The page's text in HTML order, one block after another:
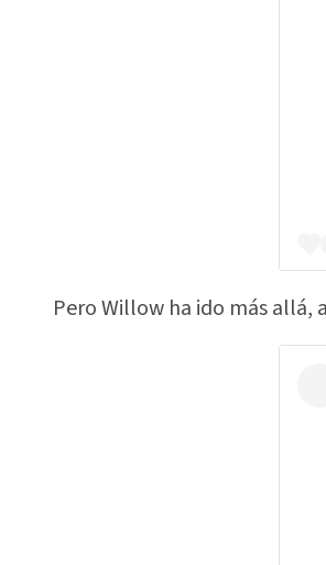
Pero Willow ha ido más allá,